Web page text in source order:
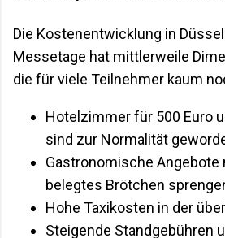
Die Kostenentwicklung in
Messetage hat mittlerweile
die für viele Teilnehmer kaum
Hotelzimmer für 500 Euro
sind zur Normalität
Gastronomische Angebote
belegtes Brötchen
Hohe Taxikosten in der
Steigende Standgebühren